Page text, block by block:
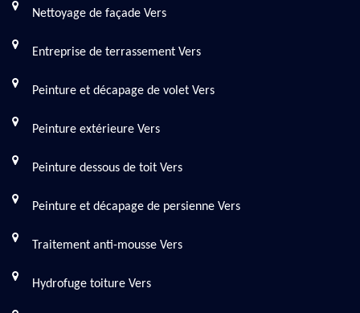
Nettoyage de façade Vers
Entreprise de terrassement Vers
Peinture et décapage de volet Vers
Peinture extérieure Vers
Peinture dessous de toit Vers
Peinture et décapage de persienne Vers
Traitement anti-mousse Vers
Hydrofuge toiture Vers